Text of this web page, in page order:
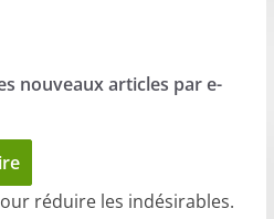
nouveaux articles par e-
réduire les indésirables.